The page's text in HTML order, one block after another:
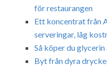
för restaurangen
Ett koncentrat från
serveringar, låg
Så köper du
Byt från dyra